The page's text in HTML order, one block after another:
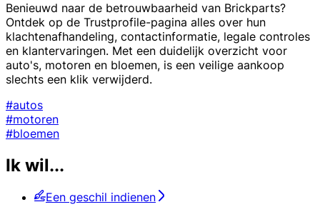
Benieuwd naar de betrouwbaarheid van Brickparts?
Ontdek op de Trustprofile-pagina alles over hun
klachtenafhandeling, contactinformatie, legale controles
en klantervaringen. Met een duidelijk overzicht voor
auto's, motoren en bloemen, is een veilige aankoop
slechts een klik verwijderd.
#autos
#motoren
#bloemen
Ik wil...
Een geschil indienen